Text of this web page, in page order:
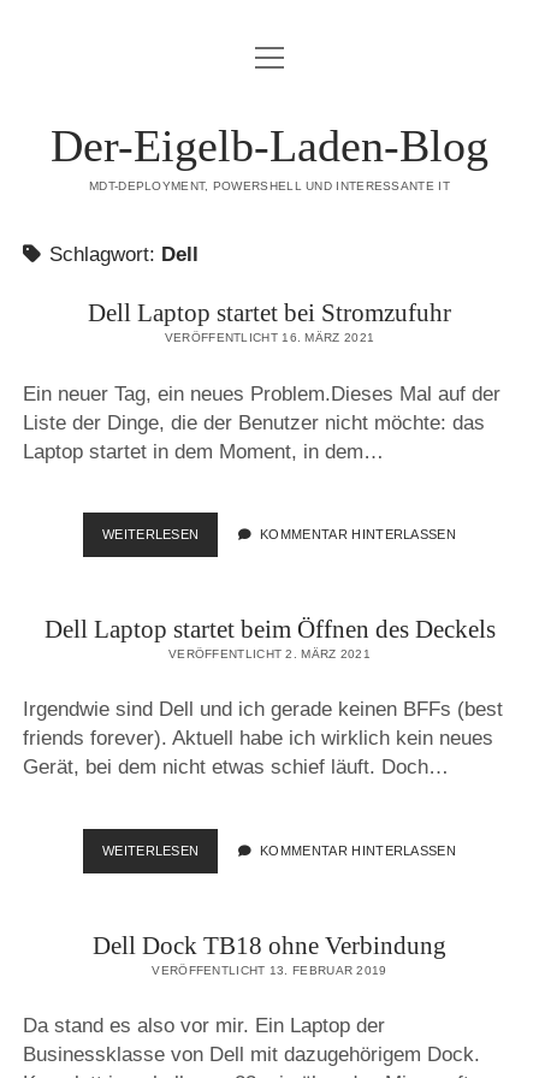
DATENSCHUTZERKLÄRUNG
Menü
öffnen
Der-Eigelb-Laden-Blog
MDT-DEPLOYMENT, POWERSHELL UND INTERESSANTE IT
Schlagwort: Dell
Dell Laptop startet bei Stromzufuhr
VERÖFFENTLICHT 16. MÄRZ 2021
Ein neuer Tag, ein neues Problem.Dieses Mal auf der
Liste der Dinge, die der Benutzer nicht möchte: das
Laptop startet in dem Moment, in dem…
WEITERLESEN
LAPTOP
STROMZUFUHR
KOMMENTAR HINTERLASSEN
Dell Laptop startet beim Öffnen des Deckels
VERÖFFENTLICHT 2. MÄRZ 2021
Irgendwie sind Dell und ich gerade keinen BFFs (best
friends forever). Aktuell habe ich wirklich kein neues
Gerät, bei dem nicht etwas schief läuft. Doch…
WEITERLESEN
LAPTOP
ÖFFNEN
DES
KOMMENTAR HINTERLASSEN
Dell Dock TB18 ohne Verbindung
VERÖFFENTLICHT 13. FEBRUAR 2019
Da stand es also vor mir. Ein Laptop der
Businessklasse von Dell mit dazugehörigem Dock.